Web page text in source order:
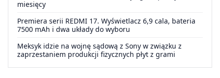
miesięcy
Premiera serii REDMI 17. Wyświetlacz 6,9 cala, bateria
7500 mAh i dwa układy do wyboru
Meksyk idzie na wojnę sądową z Sony w związku z
zaprzestaniem produkcji fizycznych płyt z grami